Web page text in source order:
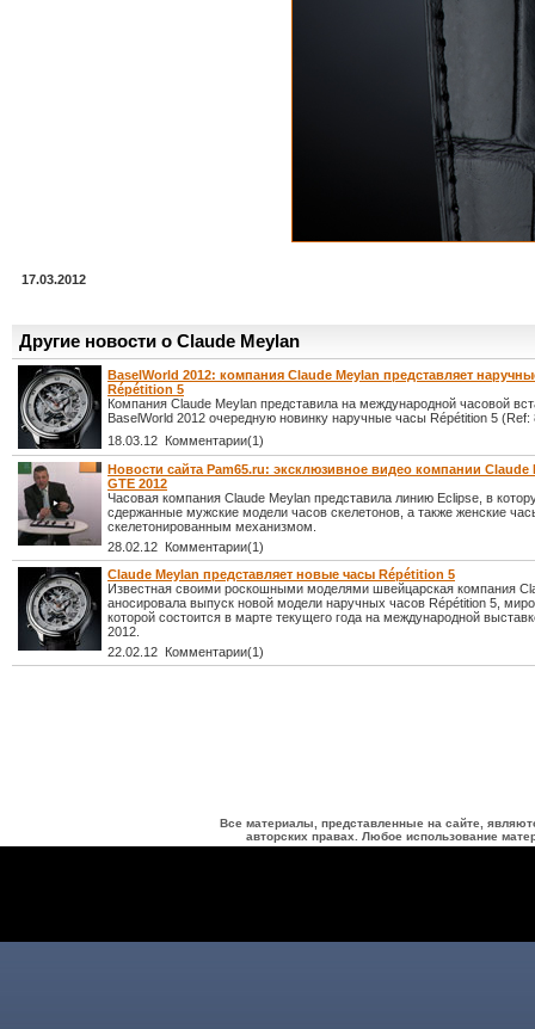
17.03.2012
Другие новости о Claude Meylan
BaselWorld 2012: компания Claude Meylan представляет
Répétition 5
Компания Claude Meylan представила на международной часовой
BaselWorld 2012 очередную новинку наручные часы Répétition 5 (Ref:
18.03.12 Комментарии(1)
Новости сайта Pam65.ru: эксклюзивное видео компании Claude
GTE 2012
Часовая компания Claude Meylan представила линию Eclipse, в
сдержанные мужские модели часов скелетонов, а также женские
скелетонированным механизмом.
28.02.12 Комментарии(1)
Claude Meylan представляет новые часы Répétition 5
Известная своими роскошными моделями швейцарская компания
аносировала выпуск новой модели наручных часов Répétition 5,
которой состоится в марте текущего года на международной
2012.
22.02.12 Комментарии(1)
Все материалы, представленные на сайте,
авторских правах. Любое использование